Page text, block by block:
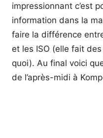
impressionnant c’est
information dans la
faire la différence
et les ISO (elle fait
quoi). Au final voici
de l’après-midi à